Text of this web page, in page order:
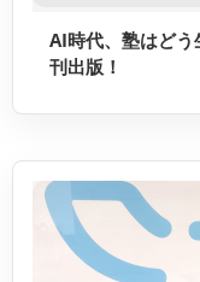
AI時代、塾はど
刊出版！